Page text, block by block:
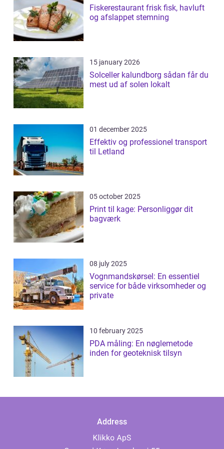
Fiskerestaurant frisk fisk, havluft
og afslappet stemning
15 january 2026
Solceller kalundborg sådan får du
mest ud af solen lokalt
01 december 2025
Effektiv og professionel transport
til Letland
05 october 2025
Print til kage: Personliggør dit
bagværk
08 july 2025
Vognmandskørsel: En essentiel
service for både virksomheder og
private
10 february 2025
PDA måling: En nøglemetode
inden for geoteknisk tilsyn
Address